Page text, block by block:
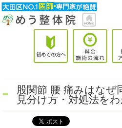
股関節 腰 痛みはなぜ
見分け方・対処法を